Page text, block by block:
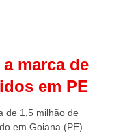
marca de
em PE
de 1,5 milhão de
em Goiana (PE).